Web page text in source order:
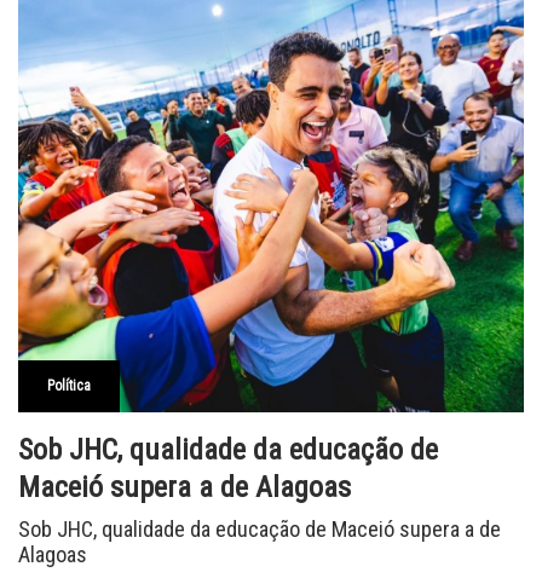
Política
Sob JHC, qualidade da educação de
Maceió supera a de Alagoas
Sob JHC, qualidade da educação de Maceió supera a de
Alagoas